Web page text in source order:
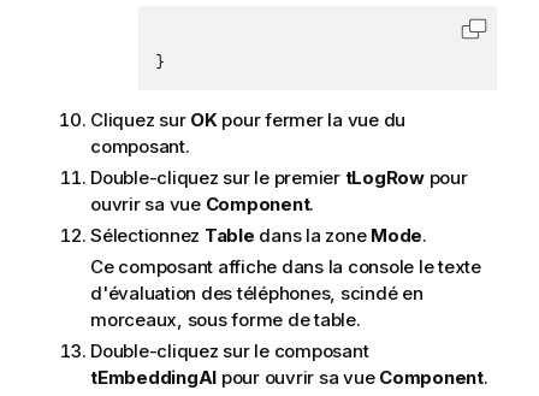
n
}
Copier
Cliquez sur OKpour fermer la vue du
composant.
Double-cliquez sur le premier tLogRowpour
ouvrir sa vue Component.
Sélectionnez Table dans la zone Mode.
Ce composant affiche dans la console le texte
d'évaluation des téléphones, scindé en
morceaux, sous forme de table.
Double-cliquez sur le composant
tEmbeddingAI pour ouvrir sa vue Component.